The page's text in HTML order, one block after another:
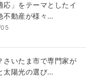
」をテーマとしたイ
不動産が様々…
さいたま市で専門家が
太陽光の選び…